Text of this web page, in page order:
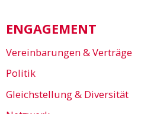
ENGAGEMENT
Vereinbarungen & Verträge
Politik
Gleichstellung & Diversität